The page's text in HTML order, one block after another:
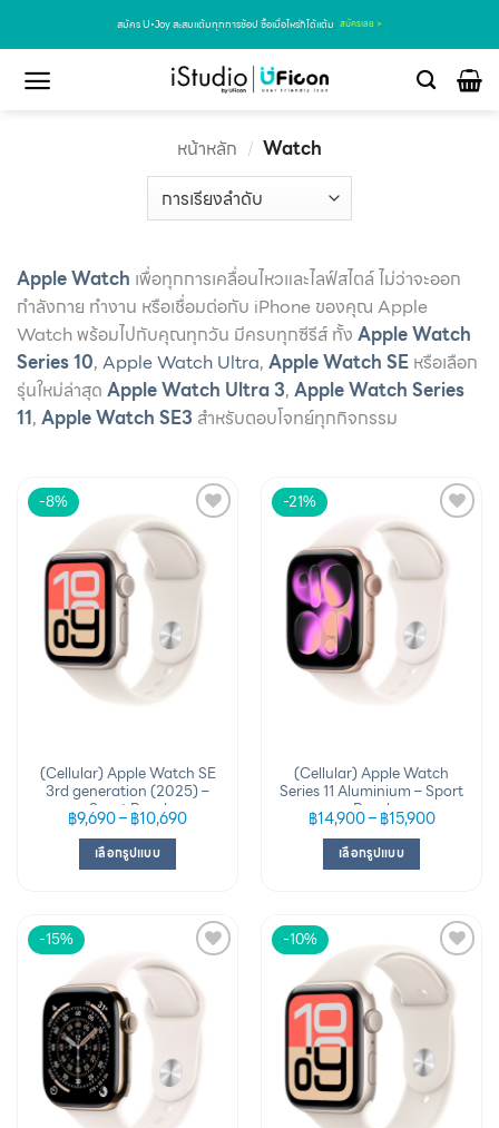
สมัคร U•Joy สะสมแต้มทุกการช้อป ซื้อเมื่อไหร่ก็ได้แต้ม สมัครเลย >
หน้าหลัก / Watch
Apple Watch เพื่อทุกการเคลื่อนไหวและไลฟ์สไตล์ ไม่ว่าจะออก
กำลังกาย ทำงาน หรือเชื่อมต่อกับ iPhone ของคุณ Apple
Watch พร้อมไปกับคุณทุกวัน มีครบทุกซีรีส์ ทั้ง Apple Watch
Series 10, Apple Watch Ultra, Apple Watch SE หรือเลือก
รุ่นใหม่ล่าสุด Apple Watch Ultra 3, Apple Watch Series
11, Apple Watch SE3 สำหรับตอบโจทย์ทุกกิจกรรม
-8%
Add to
wishlist
(Cellular) Apple Watch SE
3rd generation (2025) –
Sport Band
฿9,690–฿10,690
เลือกรูปแบบ
-21%
Add to
wishlist
(Cellular) Apple Watch
Series 11 Aluminium – Sport
Band
฿14,900– ฿15,900
เลือกรูปแบบ
-15%
Add to
wishlist
-10%
Add to
wishlist